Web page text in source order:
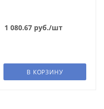
1 080.67руб./шт
В КОРЗИНУ